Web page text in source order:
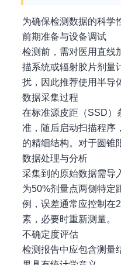
为确保检测数据的科学
前期准备与设备调试
检测前，需对医用直线
描系统或辐射胶片剂量
扰，因此推荐使用半导
数据采集过程
在标准源皮距（SSD）
准，随后启动扫描程序
的精细结构。对于圆锥
数据处理与分析
采集到的原始数据需导
为50%剂量点两侧特定
例，误差通常应控制在
素，必要时重新测量。
不确定度评估
检测报告中应包含测量